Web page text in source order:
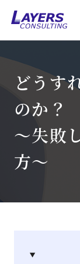
どうす
のか？
～失敗
方～